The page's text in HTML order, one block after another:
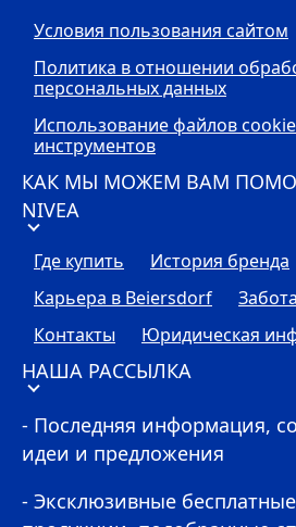
Условия пользования сайтом
Политика в отношении
персональных данных
Использование файлов
инструментов
КАК МЫ МОЖЕМ ВАМ
NIVEA
Где купить
История бренда
Карьера в Beiersdorf
Контакты
Юридическая
НАША РАССЫЛКА
- Последняя информация,
идеи и предложения
- Эксклюзивные